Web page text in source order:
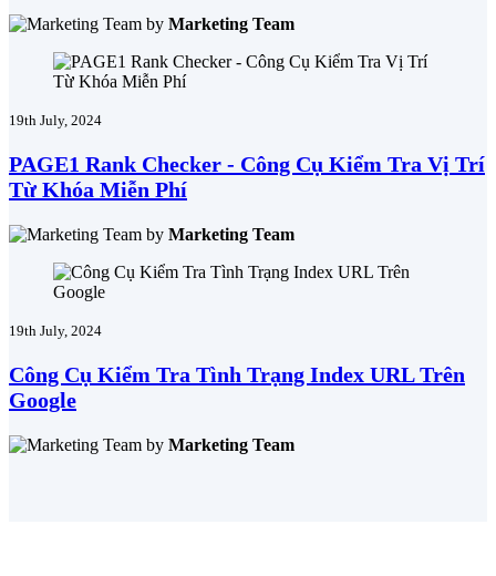
by Marketing Team
19th July, 2024
PAGE1 Rank Checker - Công Cụ Kiểm Tra Vị Trí
Từ Khóa Miễn Phí
by Marketing Team
19th July, 2024
Công Cụ Kiểm Tra Tình Trạng Index URL Trên
Google
by Marketing Team